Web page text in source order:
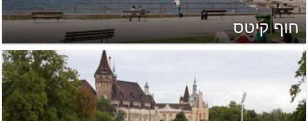
חוף קיטס